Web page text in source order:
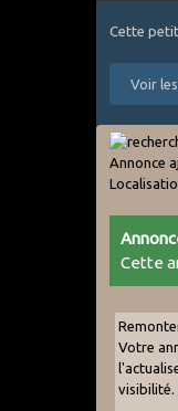
Cette
Voir
Annonce
Cette
Votre
visibilité.